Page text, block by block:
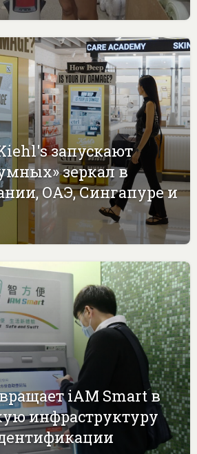
запускают
зеркал в
ОАЭ, Сингапуре и
iAM Smart в
инфраструктуру